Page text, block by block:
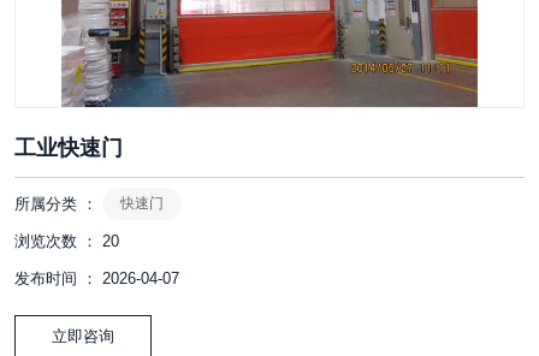
工业快速门
所属分类 ： 快速门
浏览次数 ： 20
发布时间 ： 2026-04-07
立即咨询